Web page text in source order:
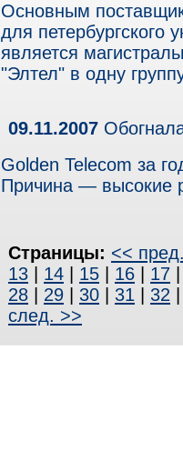
Основным
для петербургского
является
"Элтел" в одну
09.11.2007
Golden Telecom за
Причина — высокие
Страницы: <<
13
14 15 16 17
28
29 30 31 32
след. >>